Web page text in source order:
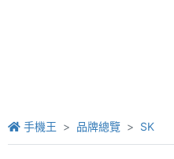
手機王 品牌總覽 SK